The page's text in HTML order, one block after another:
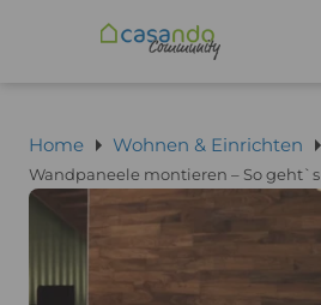
Home Wohnen & Einrichten
Wandpaneele montieren – So geht`s